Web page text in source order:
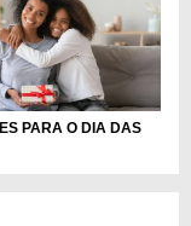
PARA O DIA DAS